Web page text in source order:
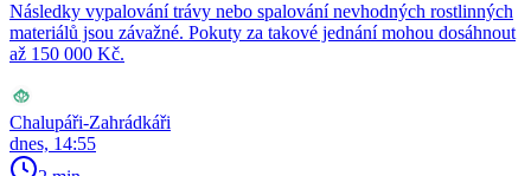
Následky vypalování trávy nebo spalování nevhodných rostlinných
materiálů jsou závažné. Pokuty za takové jednání mohou dosáhnout
až 150 000 Kč.
Chalupáři-Zahrádkáři
dnes, 14:55